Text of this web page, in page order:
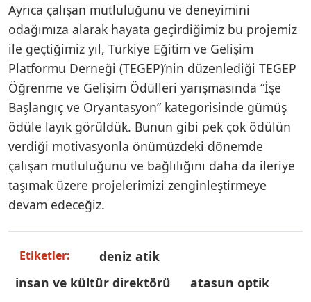
Ayrıca çalışan mutluluğunu ve deneyimini
odağımıza alarak hayata geçirdiğimiz bu projemiz
ile geçtiğimiz yıl, Türkiye Eğitim ve Gelişim
Platformu Derneği (TEGEP)’nin düzenlediği TEGEP
Öğrenme ve Gelişim Ödülleri yarışmasında “İşe
Başlangıç ve Oryantasyon” kategorisinde gümüş
ödüle layık görüldük. Bunun gibi pek çok ödülün
verdiği motivasyonla önümüzdeki dönemde
çalışan mutluluğunu ve bağlılığını daha da ileriye
taşımak üzere projelerimizi zenginleştirmeye
devam edeceğiz.
Etiketler:
deniz atik
i̇nsan ve kültür direktörü
atasun optik